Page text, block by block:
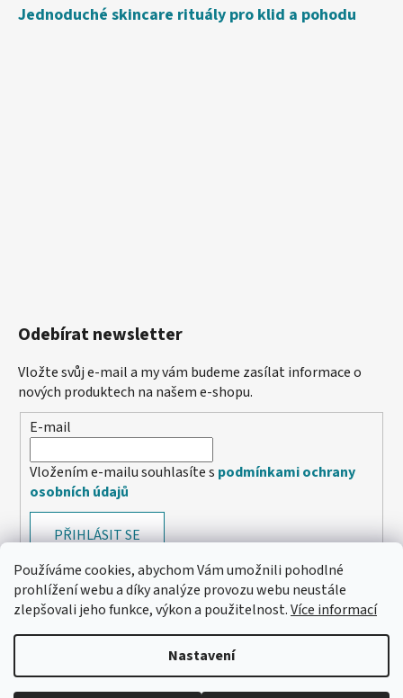
Používáme cookies, abychom Vám umožnili pohodlné
prohlížení webu a díky analýze provozu webu neustále
zlepšovali jeho funkce, výkon a použitelnost.Více informací
Nastavení
Jednoduché skincare rituály pro klid a pohodu
Odebírat newsletter
Vložte svůj e-mail a my vám budeme zasílat informace o
nových produktech na našem e-shopu.
E-mail
Vložením e-mailu souhlasíte s podmínkami ochrany
osobních údajů
PŘIHLÁSIT SE